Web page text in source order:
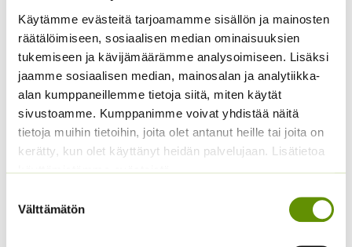
Käytämme evästeitä tarjoamamme sisällön ja mainosten
räätälöimiseen, sosiaalisen median ominaisuuksien
tukemiseen ja kävijämäärämme analysoimiseen. Lisäksi
jaamme sosiaalisen median, mainosalan ja analytiikka-
alan kumppaneillemme tietoja siitä, miten käytät
sivustoamme. Kumppanimme voivat yhdistää näitä
tietoja muihin tietoihin, joita olet antanut heille tai joita on
kerätty, kun olet käyttänyt heidän palvelujaan. Lisätietoa
käyttämistämme evästeistä
valinta
Välttämätön
Koristekurpitsa Con
Tours Native
4,50€ Sisältää arvonlisäveron
Kukontöyhtö New Look
40 s.
€